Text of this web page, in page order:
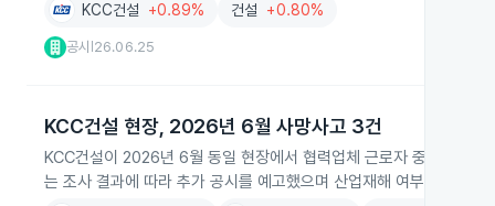
KCC건설 +0.89% 건설 +0.80%
공시 26.06.25
KCC건설 현장, 2026년 6월 사망사고 3건
KCC건설이 2026년 6월 동일 현장에서 협력업체 근로자 중심으로
는 조사 결과에 따라 추가 공시를 예고했으며 산업재해 여부는 아직